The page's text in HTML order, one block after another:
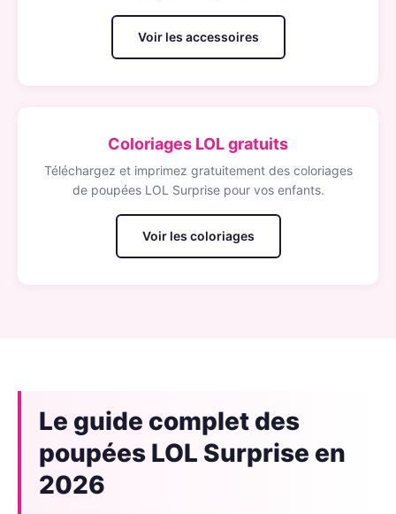
Voir les accessoires
Coloriages LOL gratuits
Téléchargez et imprimez gratuitement des coloriages
de poupées LOL Surprise pour vos enfants.
Voir les coloriages
Le guide complet des
poupées LOL Surprise en
2026